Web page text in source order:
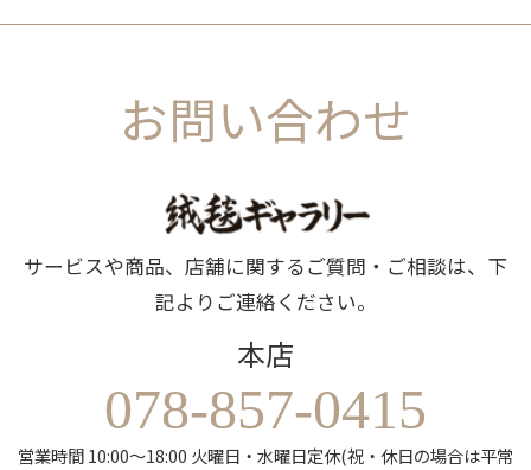
お問い合わせ
サービスや商品、店舗に関するご質問・ご相談は、下
記よりご連絡ください。
本店
078-857-0415
営業時間 10:00～18:00 火曜日・水曜日定休(祝・休日の場合は平常